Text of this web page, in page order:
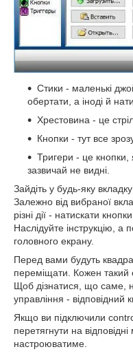
Стики - маленькі
обертати, а іноді й
Хрестовина - це
Кнопки - тут все
Тригери - це кнопки,
зазвичай не видні.
Зайдіть у будь-яку
Залежно від вибраної
різні дії - натискати
Наслідуйте інструкцію, а
головного екрану.
Перед вами будуть
переміщати. Кожен такий
Щоб дізнатися, що саме,
управління - відповідний
Якщо ви підключили
перетягнути на
настроюватиме.